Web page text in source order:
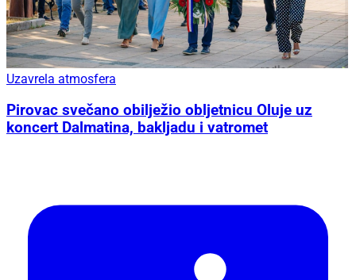
Uzavrela atmosfera
Pirovac svečano obilježio obljetnicu Oluje uz
koncert Dalmatina, bakljadu i vatromet